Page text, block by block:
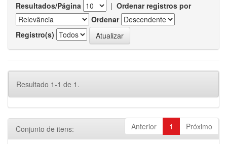
Resultados/Página | Ordenar registros por
Ordenar
Registro(s)
Resultado 1-1 de 1.
Anterior 1 Próximo
Conjunto de itens: